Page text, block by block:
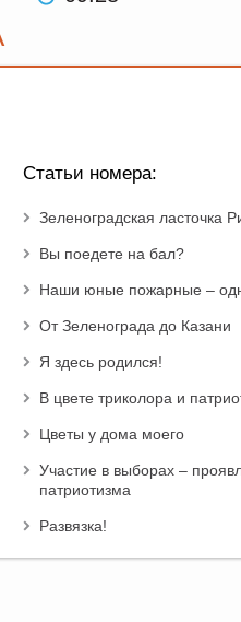
Статьи номера:
Зеленоградская ласточка
Вы поедете на бал?
Наши юные пожарные –
От Зеленограда до Казани
Я здесь родился!
В цвете триколора и
Цветы у дома моего
Участие в выборах –
патриотизма
Развязка!